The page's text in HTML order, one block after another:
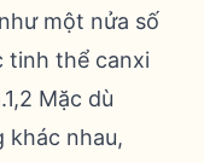
một nửa số
tinh thể canxi
Mặc dù
khác nhau,